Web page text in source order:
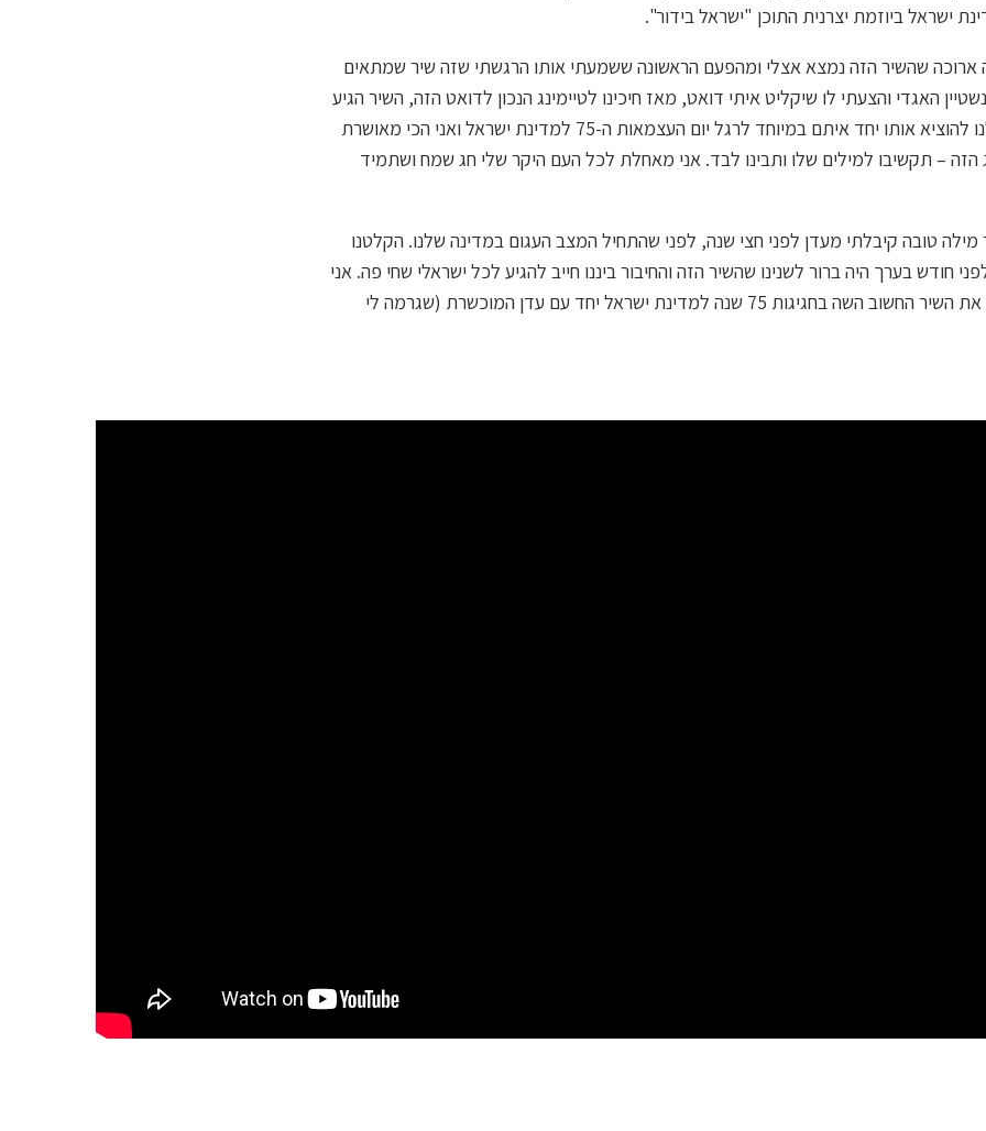
ארוכה שהשיר הזה נמצא אצלי ומהפעם הראשונה ששמעתי אותו הרגשתי שזה שיר שמתאים
האגדי והצעתי לו שיקליט איתי דואט, מאז חיכינו לטיימינג הנכון לדואט הזה, השיר הגיע
לישראל בידור שהציעו לנו להוציא אותו יחד איתם במיוחד לרגל יום העצמאות ה-75 למדינת ישראל ואני הכי מאושרת
הזה – תקשיבו למילים שלו ותבינו לבד. אני מאחלת לכל העם היקר שלי חג שמח ושתמיד
מילה טובה קיבלתי מעדן לפני חצי שנה, לפני שהתחיל המצב העגום במדינה שלנו. הקלטנו
חודש בערך היה ברור לשנינו שהשיר הזה והחיבור ביננו חייב להגיע לכל ישראלי שחי פה. אני
מרגיש גאה להוציא היום את השיר החשוב השה בחגיגות 75 שנה למדינת ישראל יחד עם עדן המוכשרת (שגרמה לי